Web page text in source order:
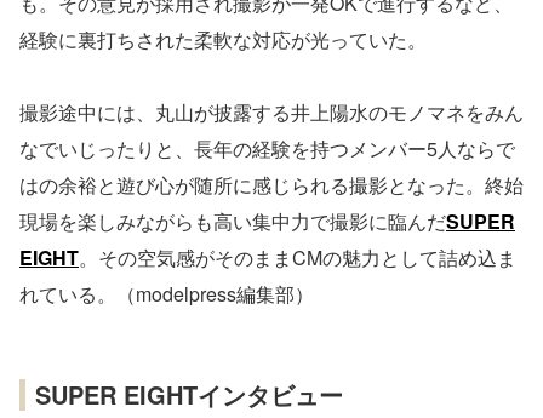
経験に裏打ちされた柔軟な対応が光っていた。
撮影途中には、丸山が披露する井上陽水のモノマネをみん
なでいじったりと、長年の経験を持つメンバー5人ならで
はの余裕と遊び心が随所に感じられる撮影となった。終始
現場を楽しみながらも高い集中力で撮影に臨んだSUPER
EIGHT。その空気感がそのままCMの魅力として詰め込ま
れている。（modelpress編集部）
SUPER EIGHTインタビュー